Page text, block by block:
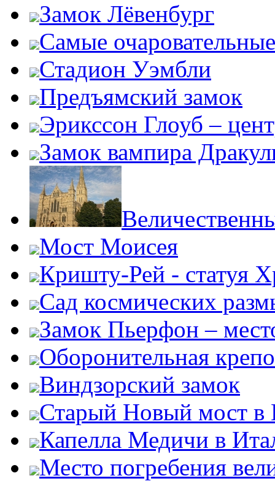
Замок Лёвенбург
Самые
Стадион Уэмбли
Предъямский замок
Эрикссон Глоуб –
Замок вампира
Мост Моисея
Кришту-Рей - статуя
Сад космических
Замок Пьерфон –
Оборонительная
Виндзорский замок
Старый Новый мост в
Капелла Медичи в
Место погребения